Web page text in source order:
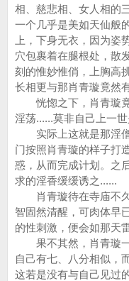
相、慈悲相、女人相的
一个几乎是美如天仙般
上，下身无衣，因为姿
穴包裹着在腿根处，散
刻的惟妙惟俏，上胸高
长相更与那肖青璇竟然
恍惚之下，肖青璇竟
淫荡......莫非自己上一世
实际上这就是那淫僧
门按照肖青璇的样子打
惑，从而完成计划。之
求的淫香缓缓诱之......
肖青璇待在寺庙不久
智固然清醒，可肉体早
的性刺激，便会如那天
果不其然，肖青璇一
自己有七、八分相似，
这若是没有与自己见过